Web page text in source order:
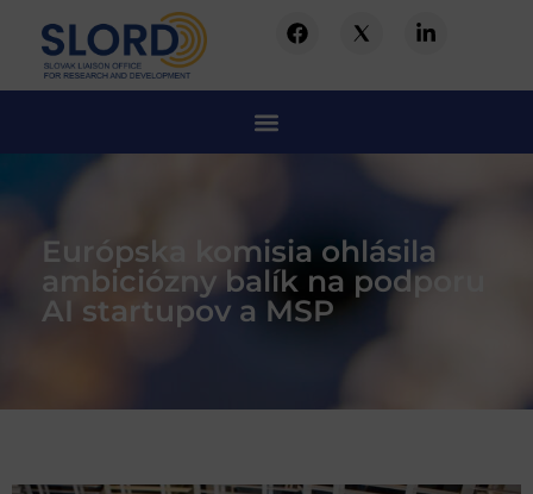
Európska komisia ohlásila
ambiciózny balík na podporu
AI startupov a MSP